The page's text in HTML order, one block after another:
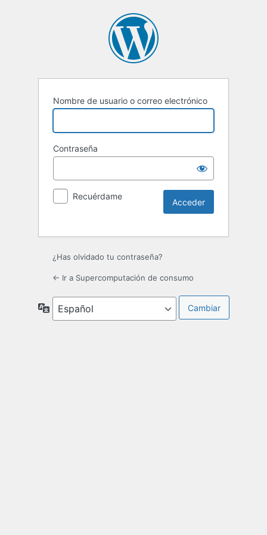
Nombre de usuario o correo electrónico
Contraseña
Recuérdame
¿Has olvidado tu contraseña?
← Ir a Supercomputación de consumo
Idioma